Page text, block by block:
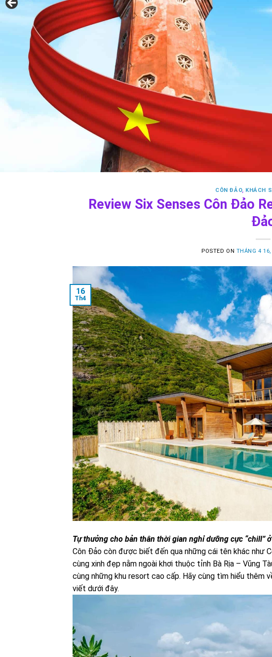
CÔN ĐẢO, KHÁCH
Review Six Senses Côn Đảo
POSTED ON THÁNG 4
16
Th4
Tự thưởng cho bản thân thời gian nghỉ dưỡng cực “chill”
Côn Đảo còn được biết đến qua những cái tên khác như
cùng xinh đẹp nằm ngoài khơi thuộc tỉnh Bà Rịa – Vũng
cùng những khu resort cao cấp. Hãy cùng tìm hiểu thêm
viết dưới đây.